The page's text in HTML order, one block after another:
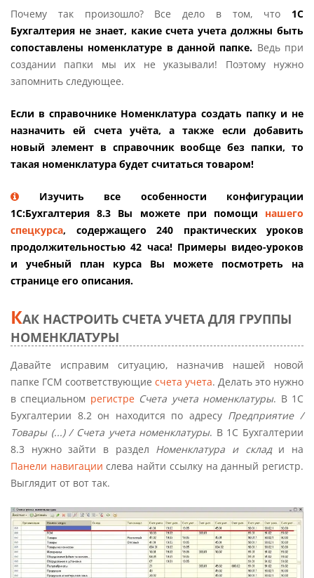
Почему так произошло? Все дело в том, что 1С
Бухгалтерия не знает, какие счета учета должны быть
сопоставлены номенклатуре в данной папке. Ведь при
создании папки мы их не указывали! Поэтому нужно
запомнить следующее.
Если в справочнике Номенклатура создать папку и не
назначить ей счета учёта, а также если добавить
новый элемент в справочник вообще без папки, то
такая номенклатура будет считаться товаром!
Изучить все особенности конфигурации
1С:Бухгалтерия 8.3 Вы можете при помощи нашего
спецкурса, содержащего 240 практических уроков
продолжительностью 42 часа! Примеры видео-уроков
и учебный план курса Вы можете посмотреть на
странице его описания.
КАК НАСТРОИТЬ СЧЕТА УЧЕТА ДЛЯ ГРУППЫ
НОМЕНКЛАТУРЫ
Давайте исправим ситуацию, назначив нашей новой
папке ГСМ соответствующие счета учета. Делать это нужно
в специальном регистре Счета учета номенклатуры. В 1С
Бухгалтерии 8.2 он находится по адресу Предприятие /
Товары (...) / Счета учета номенклатуры. В 1С Бухгалтерии
8.3 нужно зайти в раздел Номенклатура и склади на
Панели навигации слева найти ссылку на данный регистр.
Выглядит от вот так.